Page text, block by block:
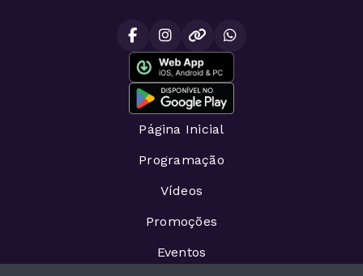
Página Inicial
Programação
Vídeos
Promoções
Eventos